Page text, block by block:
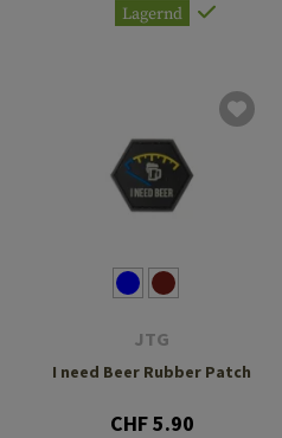
Lagernd
JTG
I need Beer Rubber Patch
CHF 5.90